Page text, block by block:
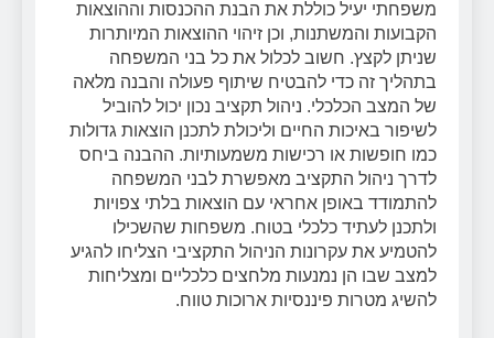
משפחתי יעיל כוללת את הבנת ההכנסות וההוצאות
הקבועות והמשתנות, וכן זיהוי ההוצאות המיותרות
שניתן לקצץ. חשוב לכלול את כל בני המשפחה
בתהליך זה כדי להבטיח שיתוף פעולה והבנה מלאה
של המצב הכלכלי. ניהול תקציב נכון יכול להוביל
לשיפור באיכות החיים וליכולת לתכנן הוצאות גדולות
כמו חופשות או רכישות משמעותיות. ההבנה ביחס
לדרך ניהול התקציב מאפשרת לבני המשפחה
להתמודד באופן אחראי עם הוצאות בלתי צפויות
ולתכנן לעתיד כלכלי בטוח. משפחות שהשכילו
להטמיע את עקרונות הניהול התקציבי הצליחו להגיע
למצב שבו הן נמנעות מלחצים כלכליים ומצליחות
להשיג מטרות פיננסיות ארוכות טווח.